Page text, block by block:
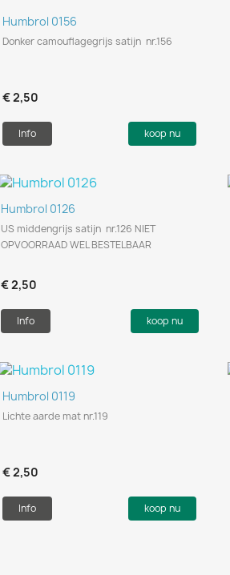
Snel bekijken
Humbrol 0156
Donker camouflagegrijs satijn nr.156
€ 2,50
Info koop nu
Snel bekijken
Humbrol 0126
US middengrijs satijn nr.126 NIET
OPVOORRAAD WEL BESTELBAAR
€ 2,50
Info koop nu
Snel bekijken
Humbrol 0119
Lichte aarde mat nr.119
€ 2,50
Info koop nu